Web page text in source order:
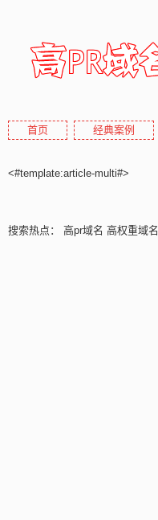
首页 经典案例
<#template:article-multi#>
搜索热点： 高pr域名 高权重域名